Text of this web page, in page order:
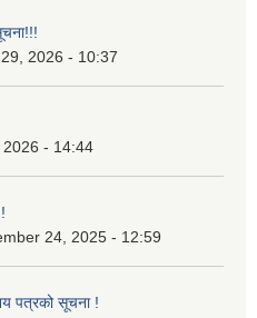
2026 - 10:37
2026 - 14:44
24, 2025 - 12:59
पत्रको सूचना !